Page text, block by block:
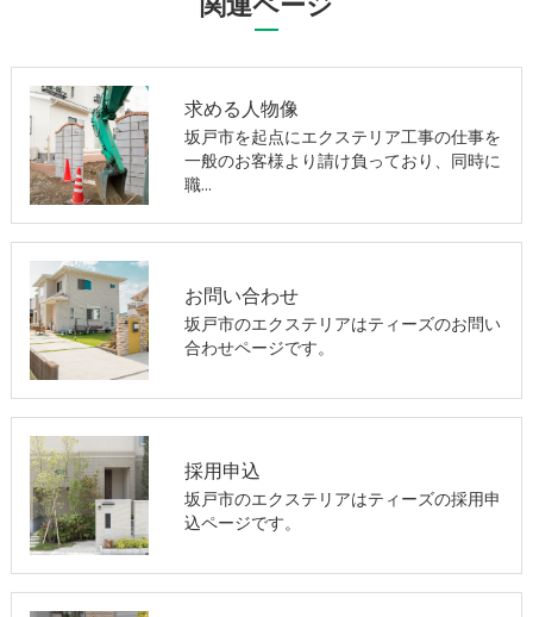
求める人物像
坂戸市を起点にエクステリア工事の仕事を
一般のお客様より請け負っており、同時に
職…
お問い合わせ
坂戸市のエクステリアはティーズのお問い
合わせページです。
採用申込
坂戸市のエクステリアはティーズの採用申
込ページです。